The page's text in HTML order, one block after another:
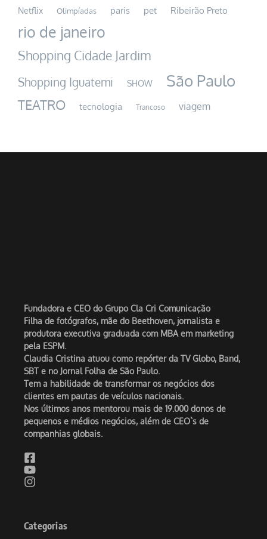
Netflix Olimpíadas paris pet Ribeirão Preto
rio de janeiro
Shopping Cidade Jardim
Shopping Iguatemi SHOW São Paulo
TEATRO tecnologia Trancoso viagem
Fundadora e CEO do Grupo Cla Cri Comunicação
Filha de fotógrafos, mãe do Beethoven, jornalista e
produtora executiva graduada com MBA em marketing
pela ESPM.
Claudia Cristina atuou como repórter da TV Globo, Band,
SBT e no Jornal Folha de São Paulo.
Tem a habilidade de transformar os negócios dos
clientes em pautas de veículos nacionais.
Nos últimos anos mentorou mais de 19.000 donos de
pequenos e médios negócios, além de CEO`s de
companhias globais.
Categorias